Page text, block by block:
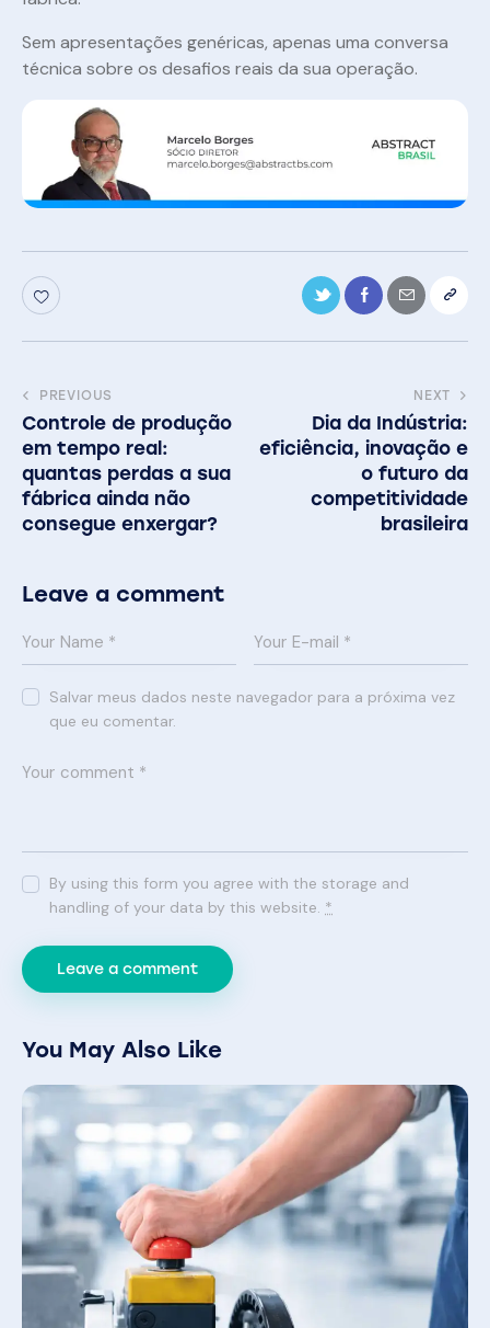
Sem apresentações genéricas, apenas uma conversa
técnica sobre os desafios reais da sua operação.
PREVIOUS
Controle de produção
em tempo real:
quantas perdas a sua
fábrica ainda não
consegue enxergar?
NEXT
Dia da Indústria:
eficiência, inovação e
o futuro da
competitividade
brasileira
Leave a comment
Salvar meus dados neste navegador para a próxima vez
que eu comentar.
By using this form you agree with the storage and
handling of your data by this website. *
You May Also Like